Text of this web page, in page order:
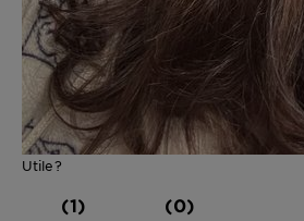
Utile?
(1) (0)